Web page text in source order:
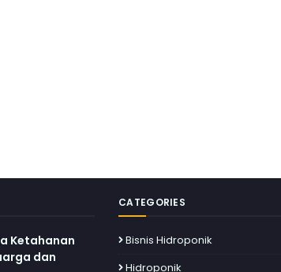
Ketahanan
dan
CATEGORIES
Bisnis Hidroponik
Hidroponik